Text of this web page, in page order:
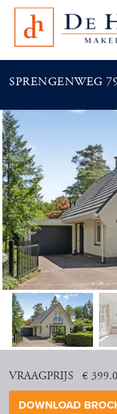
SPRENGENWEG
vorige
vorige
VRAAGPRIJS €
DOWNLOAD